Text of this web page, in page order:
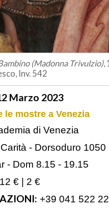
(Madonna Trivulzio),
Inv. 542
Marzo 2023
le mostre a Venezia
di Venezia
- Dorsoduro 1050
- Dom 8.15 - 19.15
12 € | 2 €
+39 041 522